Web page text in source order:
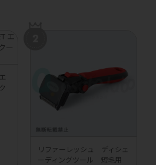
リファーレッシュ ディシェ
ーディングツール 短毛用